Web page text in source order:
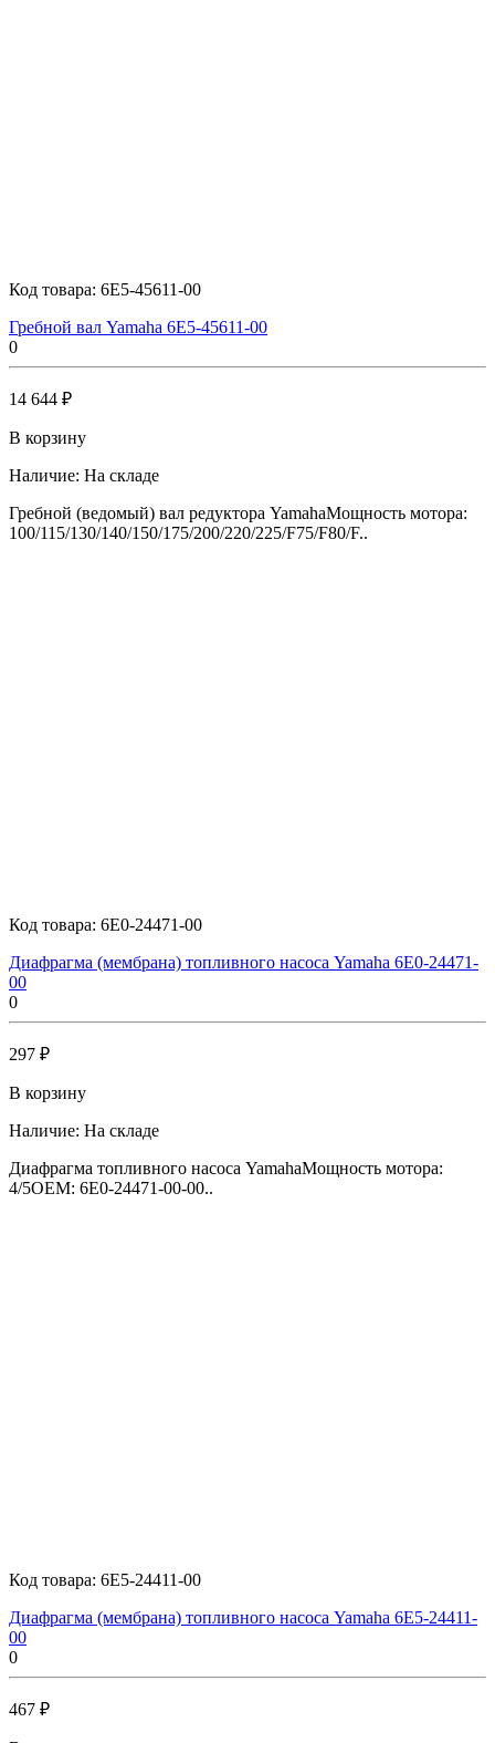
Код товара: 6E5-45611-00
Гребной вал Yamaha 6E5-45611-00
0
14 644 ₽
В корзину
Наличие: На складе
Гребной (ведомый) вал редуктора YamahaМощность мотора:
100/115/130/140/150/175/200/220/225/F75/F80/F..
Код товара: 6E0-24471-00
Диафрагма (мембрана) топливного насоса Yamaha 6E0-24471-
00
0
297 ₽
В корзину
Наличие: На складе
Диафрагма топливного насоса YamahaМощность мотора:
4/5OEM: 6E0-24471-00-00..
Код товара: 6E5-24411-00
Диафрагма (мембрана) топливного насоса Yamaha 6E5-24411-
00
0
467 ₽